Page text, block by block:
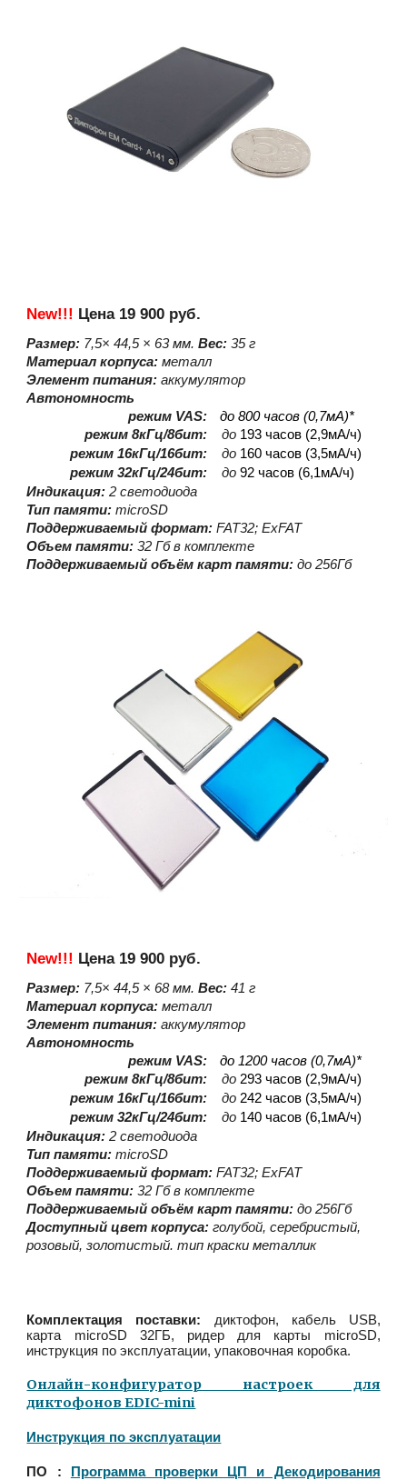
New!!! Цена 19 900 руб.
Размер: 7,5×44,5×63 мм. Вес:35 г
Материал корпуса:металл
Элемент питания: аккумулятор
Автономность
режим VAS:
до 800 часов (0,7мА)*
режим8кГц/8бит:до 193 часов (2,9мА/ч)
режим16кГц/16бит:до 160 часов (3,5мА/ч)
режим32кГц/24бит:до92 часов (6,1мА/ч)
Индикация: 2 светодиода
Тип памяти:microSD
Поддерживаемый формат:FAT32; ExFAT
Объем памяти:32 Гб в комплекте
Поддерживаемый объём карт памяти: до 256Гб
New!!! Цена 19 900 руб.
Размер: 7,5× 44,5 × 68 мм. Вес:41 г
Материал корпуса:металл
Элемент питания: аккумулятор
Автономность
режим VAS:
до1200 часов (0,7мА)*
режим 8кГц/8бит:до 293 часов (2,9мА/ч)
режим 16кГц/16бит:до 242 часов (3,5мА/ч)
режим 32кГц/24бит:до 140 часов (6,1мА/ч)
Индикация: 2 светодиода
Тип памяти:microSD
Поддерживаемый формат:FAT32; ExFAT
Объем памяти:32 Гб в комплекте
Поддерживаемый объём карт памяти: до 256Гб
Доступный цвет корпуса:голубой, серебристый,
розовый, золотистый. тип краски металлик
Комплектация поставки: диктофон, кабель USB,
карта microSD 32ГБ, ридер для карты microSD,
инструкция по эксплуатации, упаковочная коробка.
Онлайн-конфигуратор настроек для
диктофонов EDIC-mini
Инструкция по эксплуатации
ПО : Программа проверки ЦП и Декодирования